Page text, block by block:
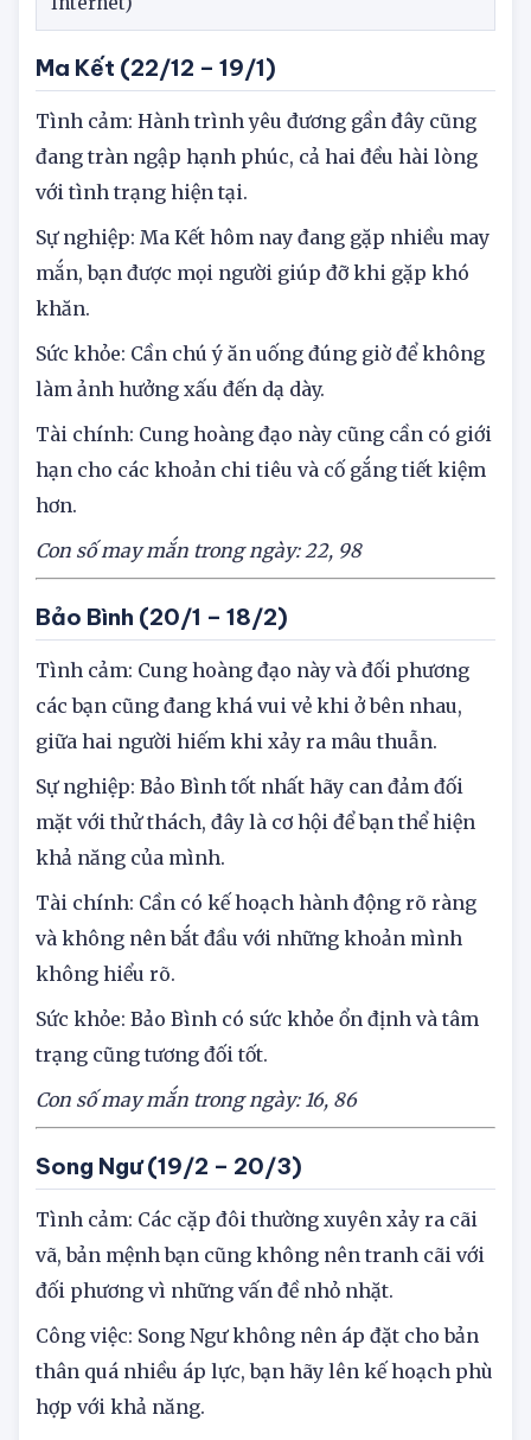
21/12/2024: Xử Nữ sự nghiệp khởi sắc. (Nguồn:
Internet)
Ma Kết (22/12 – 19/1)
Tình cảm: Hành trình yêu đương gần đây cũng
đang tràn ngập hạnh phúc, cả hai đều hài lòng
với tình trạng hiện tại.
Sự nghiệp: Ma Kết hôm nay đang gặp nhiều may
mắn, bạn được mọi người giúp đỡ khi gặp khó
khăn.
Sức khỏe: Cần chú ý ăn uống đúng giờ để không
làm ảnh hưởng xấu đến dạ dày.
Tài chính: Cung hoàng đạo này cũng cần có giới
hạn cho các khoản chi tiêu và cố gắng tiết kiệm
hơn.
Con số may mắn trong ngày: 22,
Bảo Bình (20/1 – 18/2)
Tình cảm: Cung hoàng đạo này và đối phương
các bạn cũng đang khá vui vẻ khi ở bên nhau,
giữa hai người hiếm khi xảy ra mâu thuẫn.
Sự nghiệp: Bảo Bình tốt nhất hãy can đảm đối
mặt với thử thách, đây là cơ hội để bạn thể hiện
khả năng của mình.
Tài chính: Cần có kế hoạch hành động rõ ràng
và không nên bắt đầu với những khoản mình
không hiểu rõ.
Sức khỏe: Bảo Bình có sức khỏe ổn định và tâm
trạng cũng tương đối tốt.
Con số may mắn trong ngày: 16
Song Ngư (19/2 – 20/3)
Tình cảm: Các cặp đôi thường xuyên xảy ra cãi
vã, bản mệnh bạn cũng không nên tranh cãi với
đối phương vì những vấn đề nhỏ nhặt.
Công việc: Song Ngư không nên áp đặt cho bản
thân quá nhiều áp lực, bạn hãy lên kế hoạch phù